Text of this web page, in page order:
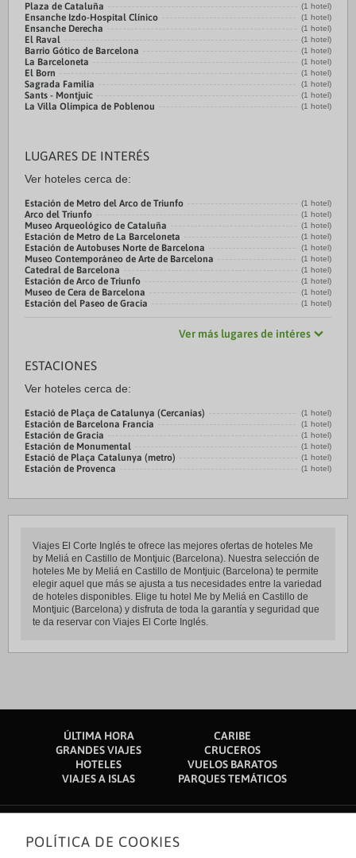
Plaza de Cataluña (1 hotel)
Ensanche Izdo-Hospital Clínico (1 hotel)
Ensanche Derecha (1 hotel)
El Raval (1 hotel)
Barrio Gótico de Barcelona (1 hotel)
La Barceloneta (1 hotel)
El Born (1 hotel)
Sagrada Familia (1 hotel)
Sants - Montjuic (1 hotel)
La Villa Olímpica de Poblenou (1 hotel)
LUGARES DE INTERÉS
Ver hoteles cerca de:
Estación de Metro del Arco de Triunfo (1 hotel)
Arco del Triunfo (1 hotel)
Museo Arqueológico de Cataluña (1 hotel)
Estación de Metro de La Barceloneta (1 hotel)
Estación de Autobuses Norte de Barcelona (1 hotel)
Museo Contemporáneo de Arte de Barcelona (1 hotel)
Catedral de Barcelona (1 hotel)
Estación de Arco de Triunfo (1 hotel)
Museo de Cera de Barcelona (1 hotel)
Estación del Paseo de Gracia (1 hotel)
Ver más lugares de intéres
ESTACIONES
Ver hoteles cerca de:
Estació de Plaça de Catalunya (Cercanias) (1 hotel)
Estación de Barcelona Francia (1 hotel)
Estación de Gracia (1 hotel)
Estación de Monumental (1 hotel)
Estació de Plaça Catalunya (metro) (1 hotel)
Estación de Provenca (1 hotel)
Viajes El Corte Inglés te ofrece las mejores ofertas de hoteles Me
by Meliá en Castillo de Montjuic (Barcelona). Nuestra selección de
hoteles Me by Meliá en Castillo de Montjuic (Barcelona) te permite
elegir aquel que más se ajusta a tus necesidades entre la variedad
de hoteles disponibles. Elige tu hotel Me by Meliá en Castillo de
Montjuic (Barcelona) y disfruta de toda la garantía y seguridad que
te da reservar con Viajes El Corte Inglés.
ÚLTIMA HORA
CARIBE
GRANDES VIAJES
CRUCEROS
HOTELES
VUELOS BARATOS
VIAJES A ISLAS
PARQUES TEMÁTICOS
Sobre nosotros
POLÍTICA DE COOKIES